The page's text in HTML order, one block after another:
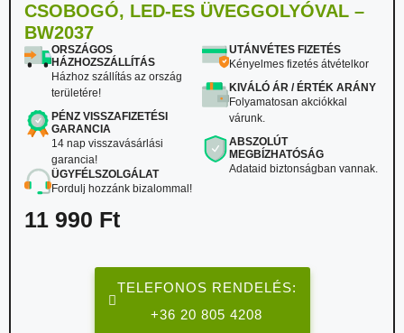
CSOBOGÓ, LED-ES ÜVEGGOLYÓVAL –
BW2037
ORSZÁGOS
HÁZHOZSZÁLLÍTÁS
Házhoz szállítás az ország
területére!
PÉNZ VISSZAFIZETÉSI
GARANCIA
14 nap visszavásárlási
garancia!
ÜGYFÉLSZOLGÁLAT
Fordulj hozzánk bizalommal!
UTÁNVÉTES FIZETÉS
Kényelmes fizetés átvételkor
KIVÁLÓ ÁR / ÉRTÉK ARÁNY
Folyamatosan akciókkal
várunk.
ABSZOLÚT
MEGBÍZHATÓSÁG
Adataid biztonságban vannak.
11 990 Ft
TELEFONOS RENDELÉS:
+36 20 805 4208